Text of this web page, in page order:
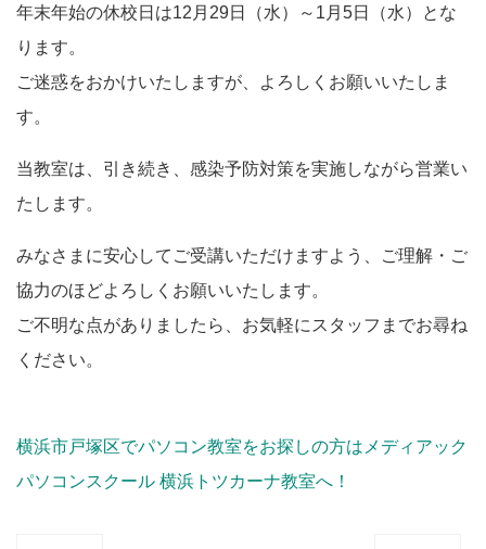
年末年始の休校日は12月29日（水）～1月5日（水）とな
ります。
ご迷惑をおかけいたしますが、よろしくお願いいたしま
す。
当教室は、引き続き、感染予防対策を実施しながら営業い
たします。
みなさまに安心してご受講いただけますよう、ご理解・ご
協力のほどよろしくお願いいたします。
ご不明な点がありましたら、お気軽にスタッフまでお尋ね
ください。
横浜市戸塚区でパソコン教室をお探しの方はメディアック
パソコンスクール 横浜トツカーナ教室へ！